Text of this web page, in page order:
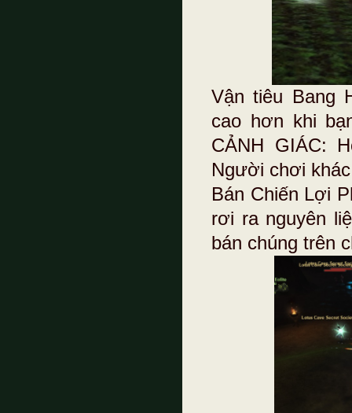
Vận tiêu Bang
cao hơn khi
CẢNH GIÁC:
Người chơi
Bán Chiến Lợi
rơi ra nguyên
bán chúng trên